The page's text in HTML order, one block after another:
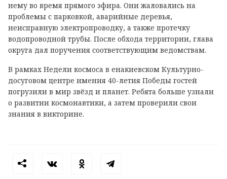
нему во время прямого эфира. Они жаловались на
проблемы с парковкой, аварийные деревья,
неисправную электропроводку, а также протечку
водопроводной трубы. После обхода территории, глава
округа дал поручения соответствующим ведомствам.
В рамках Недели космоса в енакиевском Культурно-
досуговом центре имения 40-летия Победы гостей
погрузили в мир звёзд и планет. Ребята больше узнали
о развитии космонавтики, а затем проверили свои
знания в викторине.